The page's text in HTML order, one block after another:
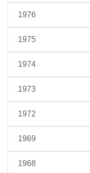
1976
1975
1974
1973
1972
1969
1968